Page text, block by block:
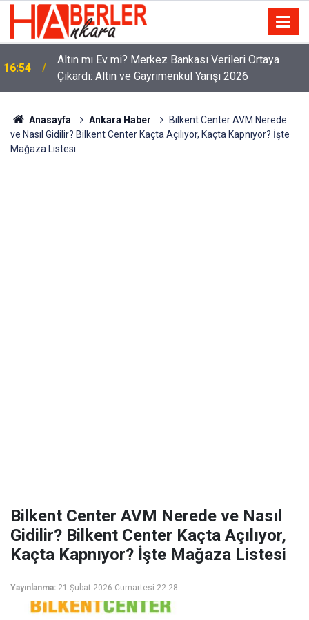
16:54
Altın mı Ev mi? Merkez Bankası Verileri Ortaya
Çıkardı: Altın ve Gayrimenkul Yarışı 2026
Anasayfa Ankara Haber
Bilkent Center AVM Nerede
ve Nasıl Gidilir? Bilkent Center Kaçta Açılıyor, Kaçta Kapnıyor? İşte
Mağaza Listesi
Bilkent Center AVM Nerede ve Nasıl
Gidilir? Bilkent Center Kaçta Açılıyor,
Kaçta Kapnıyor? İşte Mağaza Listesi
Yayınlanma: 21 Şubat 2026 Cumartesi 22:28